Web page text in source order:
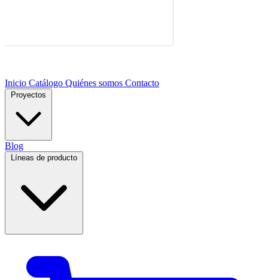
Inicio Catálogo Quiénes somos Contacto
Proyectos
Blog
Líneas de producto